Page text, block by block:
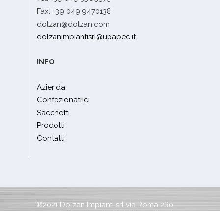
Fax: +39 049 9470138
dolzan@dolzan.com
dolzanimpiantisrl@upapec.it
INFO
Azienda
Confezionatrici
Sacchetti
Prodotti
Contatti
®2021 Dolzan Impianti srl via Roma 260